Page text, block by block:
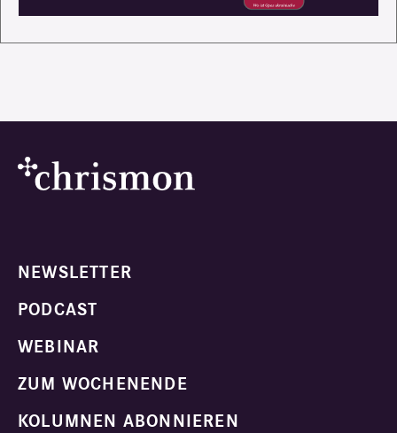
NEWSLETTER
PODCAST
WEBINAR
ZUM WOCHENENDE
KOLUMNEN ABONNIEREN